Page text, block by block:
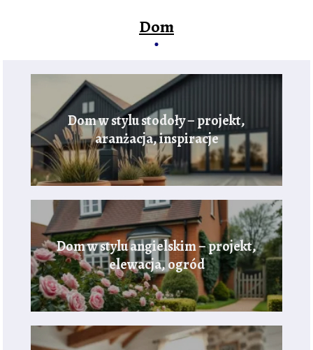
Dom
Dom w stylu stodoły – projekt,
aranżacja, inspiracje
Dom w stylu angielskim – projekt,
elewacja, ogród